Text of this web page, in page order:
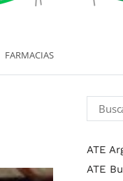
FARMACIAS
ATE
ATE